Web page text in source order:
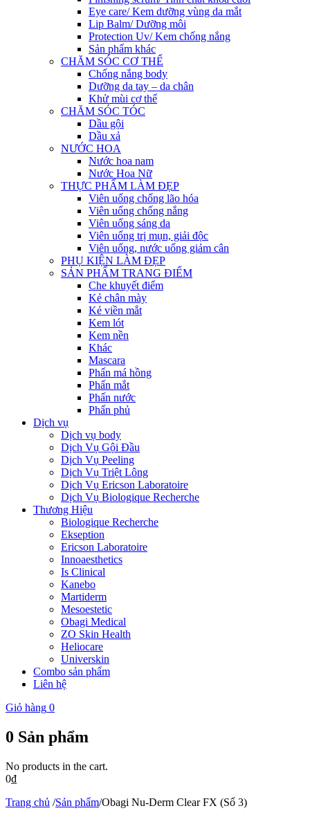
Eye care/ Kem dưỡng vùng da mắt
Lip Balm/ Dưỡng môi
Protection Uv/ Kem chống nắng
Sản phẩm khác
CHĂM SÓC CƠ THỂ
Chống nắng body
Dưỡng da tay – da chân
Khử mùi cơ thể
CHĂM SÓC TÓC
Dầu gội
Dầu xả
NƯỚC HOA
Nước hoa nam
Nước Hoa Nữ
THỰC PHẨM LÀM ĐẸP
Viên uống chống lão hóa
Viên uống chống nắng
Viên uống sáng da
Viên uống trị mụn, giải độc
Viên uống, nước uống giảm cân
PHỤ KIỆN LÀM ĐẸP
SẢN PHẨM TRANG ĐIỂM
Che khuyết điểm
Kẻ chân mày
Kẻ viền mắt
Kem lót
Kem nền
Khác
Mascara
Phấn má hồng
Phấn mắt
Phấn nước
Phấn phủ
Dịch vụ
Dịch vụ body
Dịch Vụ Gội Đầu
Dịch Vụ Peeling
Dịch Vụ Triệt Lông
Dịch Vụ Ericson Laboratoire
Dịch Vụ Biologique Recherche
Thương Hiệu
Biologique Recherche
Ekseption
Ericson Laboratoire
Innoaesthetics
Is Clinical
Kanebo
Martiderm
Mesoestetic
Obagi Medical
ZO Skin Health
Heliocare
Universkin
Combo sản phẩm
Liên hệ
Giỏ hàng 0
0 Sản phẩm
No products in the cart.
0₫
Trang chủ /Sản phẩm/Obagi Nu-Derm Clear FX (Số 3)